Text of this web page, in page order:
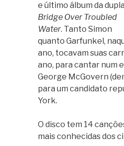
e último álbum da
Bridge Over Troubled
Water. Tanto Simon
quanto Garfunkel,
ano, tocavam suas
ano, para cantar num
George McGovern
para um candidato
York.
O disco tem 14
mais conhecidas dos